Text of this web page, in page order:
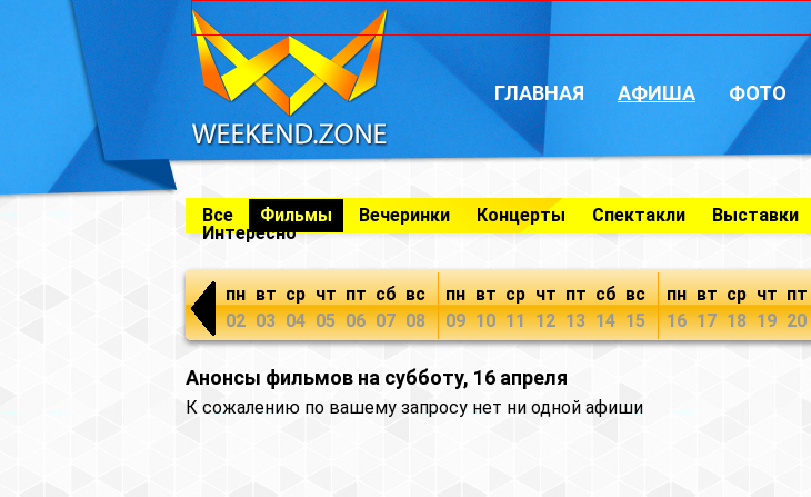
ГЛАВНАЯ АФИША ФОТО
Все Фильмы Вечеринки Концерты Спектакли
Выставки
Интересно
пн
02
вт
03
ср
04
чт
05
пт
06
сб
07
вс
08
пн
09
вт
10
ср
11
чт
12
пт
13
сб
14
вс
15
пн
16
вт
17
ср
18
чт
19
пт
20
Анонсы фильмов на субботу, 16 апреля
К сожалению по вашему запросу нет ни одной афиши